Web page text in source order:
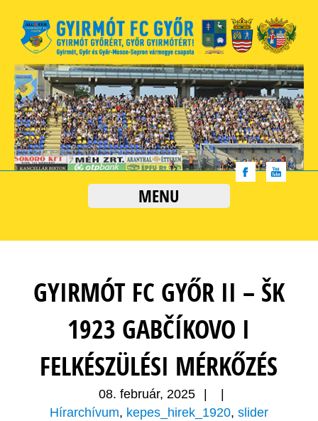
MENU
GYIRMÓT FC GYŐR II – ŠK
1923 GABČÍKOVO I
FELKÉSZÜLÉSI MÉRKŐZÉS
08. február, 2025
Hírarchívum, kepes_hirek_1920, slider